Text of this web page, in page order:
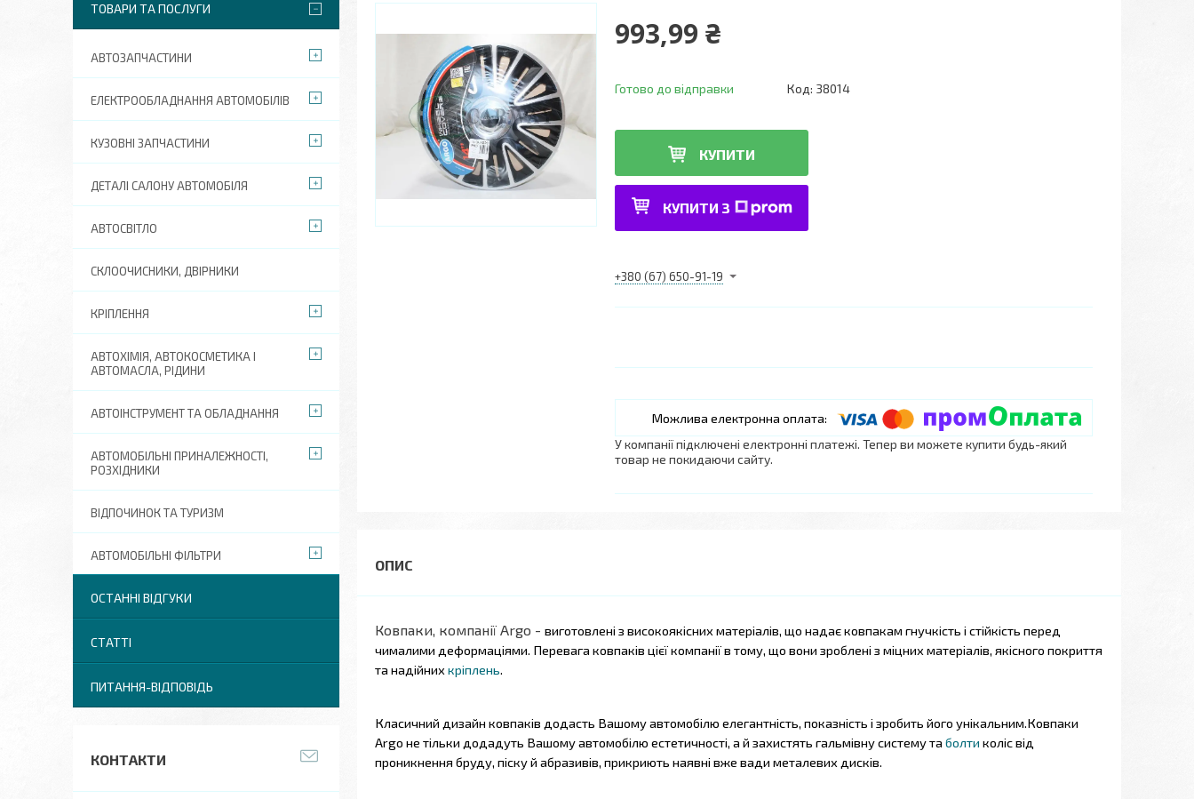
993,99 ₴
Готово до відправки Код: 38014
КУПИТИ
КУПИТИ З
+380 (67) 650-91-19
У компанії підключені електронні платежі. Тепер ви можете купити будь-який
товар не покидаючи сайту.
Ковпаки, компанії Argo - виготовлені з високоякісних матеріалів, що надає ковпакам гнучкість і стійкість перед
чималими деформаціями. Перевага ковпаків цієї компанії в тому, що вони зроблені з міцних матеріалів, якісного покриття
та надійних кріплень.
Класичний дизайн ковпаків додасть Вашому автомобілю елегантність, показність і зробить його унікальним.Ковпаки
Argo не тільки додадуть Вашому автомобілю естетичності, а й захистять гальмівну систему та болти коліс від
проникнення бруду, піску й абразивів, прикриють наявні вже вади металевих дисків.
ТОВАРИ ТА ПОСЛУГИ
АВТОЗАПЧАСТИНИ
ЕЛЕКТРООБЛАДНАННЯ АВТОМОБІЛІВ
КУЗОВНІ ЗАПЧАСТИНИ
ДЕТАЛІ САЛОНУ АВТОМОБІЛЯ
АВТОСВІТЛО
СКЛООЧИСНИКИ, ДВІРНИКИ
КРІПЛЕННЯ
АВТОХІМІЯ, АВТОКОСМЕТИКА І
АВТОМАСЛА, РІДИНИ
АВТОІНСТРУМЕНТ ТА ОБЛАДНАННЯ
АВТОМОБІЛЬНІ ПРИНАЛЕЖНОСТІ,
РОЗХІДНИКИ
ВІДПОЧИНОК ТА ТУРИЗМ
АВТОМОБІЛЬНІ ФІЛЬТРИ
ОСТАННІ ВІДГУКИ
СТАТТІ
ПИТАННЯ-ВІДПОВІДЬ
КОНТАКТИ